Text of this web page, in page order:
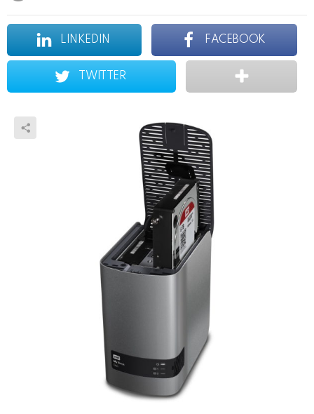
LINKEDIN FACEBOOK
TWITTER